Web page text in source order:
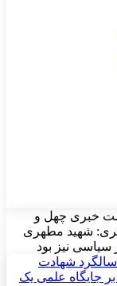
خبری چهل و
شهید مطهری
سیاسی نیز بود